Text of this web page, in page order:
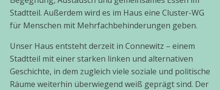
Stadtteil. Außerdem wird es im Haus eine Cluster-WG
für Menschen mit Mehrfachbehinderungen geben.
Unser Haus ent­steht der­zeit in Connewitz – einem
Stadtteil mit einer star­ken lin­ken und alter­na­ti­ven
Geschichte, in dem zugleich vie­le sozia­le und poli­ti­sche
Räume wei­ter­hin über­wie­gend weiß geprägt sind. Der